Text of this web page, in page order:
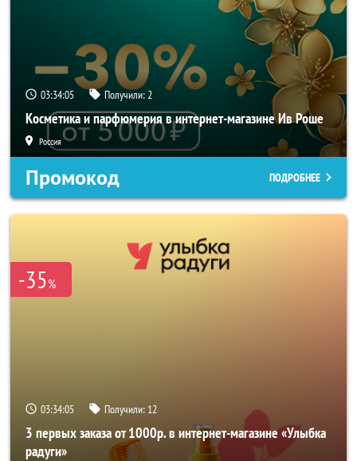
03:34:04 Получили:2
Косметика и парфюмерия в интернет-магазине Ив Роше
Россия
Промокод ПОДРОБНЕЕ
-35%
03:34:04 Получили: 12
3 первых заказа от 1000р. в интернет-магазине «Улыбка
радуги»